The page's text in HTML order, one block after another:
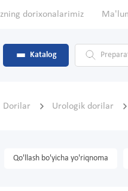
dorixonalarimiz
Katalog
Dorilar Urologik dorilar
Qo'llash bo'yicha yo'riqnoma